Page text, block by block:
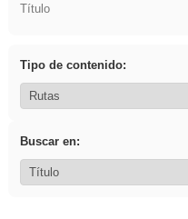
Título
Tipo de contenido:
Buscar en: